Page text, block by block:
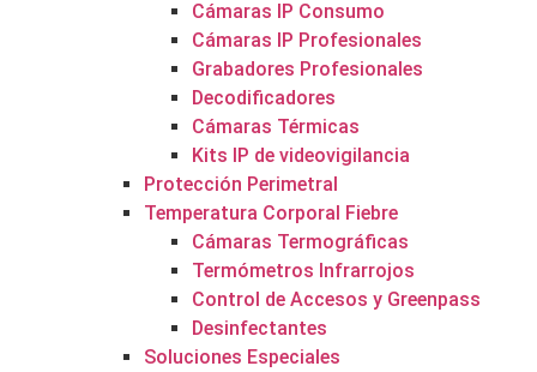
Cámaras IP Consumo
Cámaras IP Profesionales
Grabadores Profesionales
Decodificadores
Cámaras Térmicas
Kits IP de videovigilancia
Protección Perimetral
Temperatura Corporal Fiebre
Cámaras Termográficas
Termómetros Infrarrojos
Control de Accesos y Greenpass
Desinfectantes
Soluciones Especiales